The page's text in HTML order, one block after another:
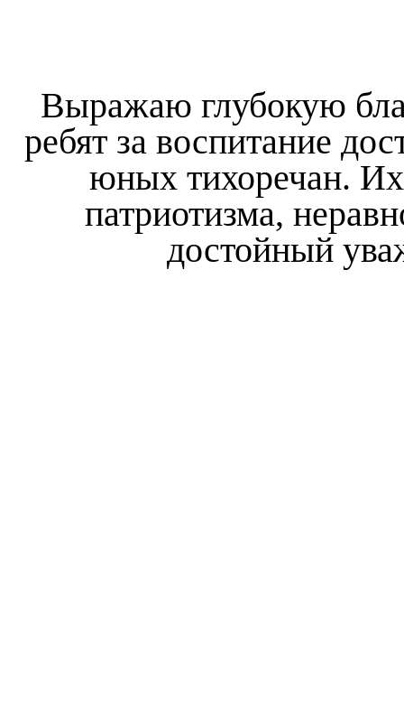
Выражаю глубокую
ребят за воспитание
юных тихоречан.
патриотизма,
достойный